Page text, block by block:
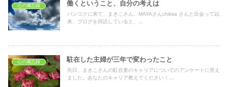
心の備忘録 働くということ、自分の考えは
バンコクに来て、まきこさん、MAYAさんchikita さんと出会って以
来、ブログを拝読していると、...
心の備忘録 駐在した主婦が三年で変わったこと
先日、まきこさんの駐在妻のキャリアについてのアンケートに答え
ました。あなたのキャリア教えてください！...